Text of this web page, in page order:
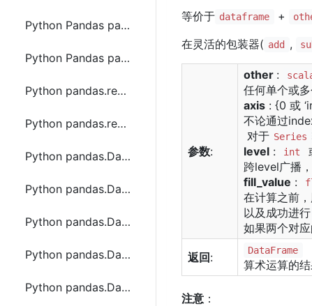
Python Pandas pandas.DataFrame.to_html函数方法的使用
Python Pandas pandas.DataFrame.from_records函数方法的使用
Python pandas.read_csv函数方法的使用
Python pandas.read_fwf函数方法的使用
Python pandas.DataFrame.loc函数方法的使用
Python pandas.DataFrame.iloc函数方法的使用
Python pandas.DataFrame.iat函数方法的使用
Python pandas.DataFrame.at函数方法的使用
Python pandas.DataFrame.xs函数方法的使用
等价于 dataframe +
在灵活的包装器( add ,
参数:
other :
任何单个或
axis : {0 或
不论通过
对于 Series
level : int
跨level广播
fill_value :
在计算之前
以及成功进行
如果两个对
返回 : DataFrame
算术运算的结
注意 ：